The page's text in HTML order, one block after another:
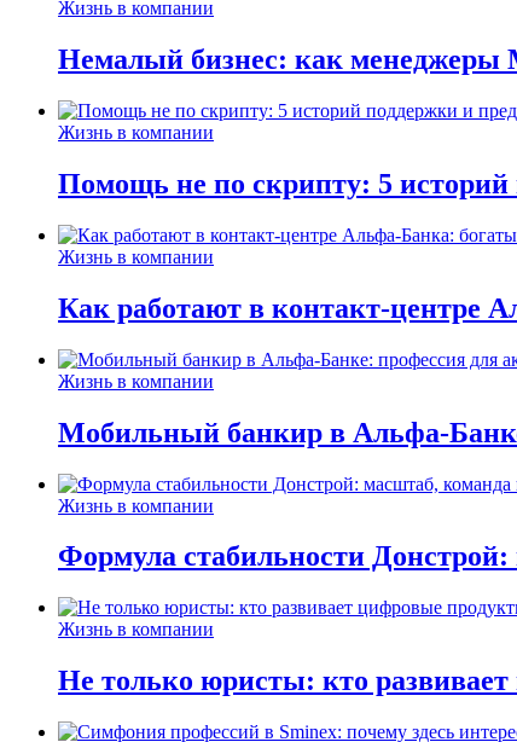
Жизнь в компании
Немалый бизнес: как
Жизнь в компании
Помощь не по скрипту: 5 историй
Жизнь в компании
Как работают в контакт-центре
Жизнь в компании
Мобильный банкир в Альфа-
Жизнь в компании
Формула стабильности
Жизнь в компании
Не только юристы: кто развивает